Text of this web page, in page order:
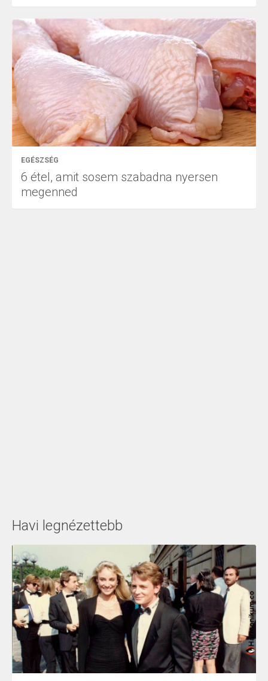
EGÉSZSÉG
6 étel, amit sosem szabadna nyersen
megenned
Havi legnézettebb